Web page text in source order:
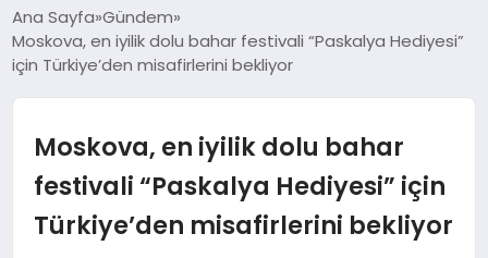
BILGISAYAR
TEKNOLOJI
Ana Sayfa Gündem
Moskova, en iyilik dolu bahar festivali “Paskalya Hediyesi”
için Türkiye’den misafirlerini bekliyor
Moskova, en iyilik dolu bahar
festivali “Paskalya Hediyesi” için
Türkiye’den misafirlerini bekliyor